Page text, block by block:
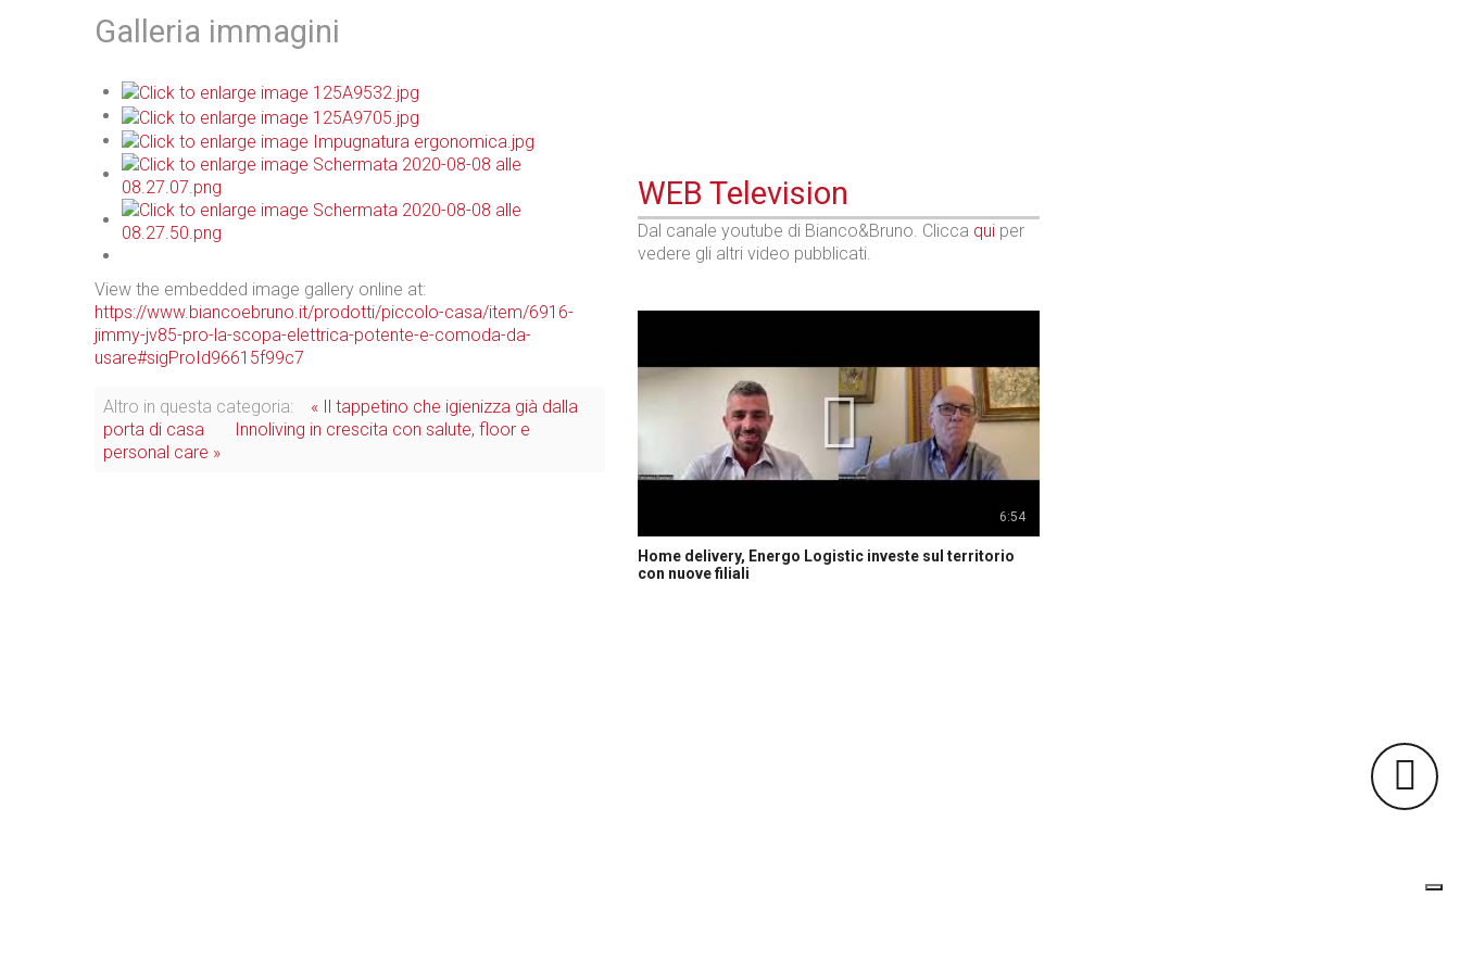
Galleria immagini
View the embedded image gallery online at:
https://www.biancoebruno.it/prodotti/piccolo-casa/item/6916-
jimmy-jv85-pro-la-scopa-elettrica-potente-e-comoda-da-
usare#sigProId96615f99c7
Altro in questa categoria:
« Il tappetino che igienizza già dalla
porta di casa
Innoliving in crescita con salute, floor e
personal care »
WEB Television
Dal canale youtube di Bianco&Bruno. Clicca qui per
vedere gli altri video pubblicati.
6:54
Home delivery, Energo Logistic investe sul territorio
con nuove filiali